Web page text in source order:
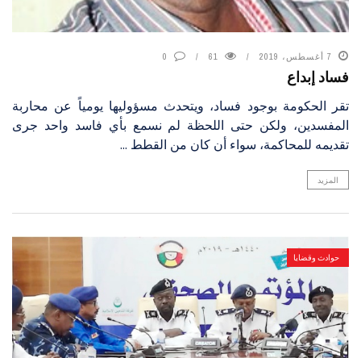
7 أغسطس، 2019 61
0
فساد إبداع
تقر الحكومة بوجود فساد، ويتحدث مسؤوليها يومياً عن محاربة
المفسدين، ولكن حتى اللحظة لم نسمع بأي فاسد واحد جرى
تقديمه للمحاكمة، سواء أن كان من القطط ...
المزيد
حوادث وقضايا